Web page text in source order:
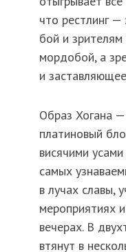
что рестлинг
бой и
мордобой, а
и
Образ Хогана
платиновый
висячими
самых
в лучах славы,
мероприятиях
вечерах. В
втянут в